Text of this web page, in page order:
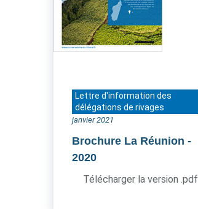
Lettre d'information des
délégations de rivages
janvier 2021
Brochure La Réunion -
2020
Télécharger la version .pdf